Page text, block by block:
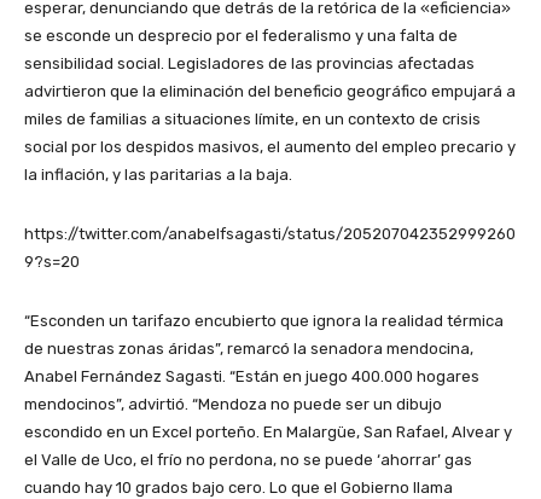
esperar, denunciando que detrás de la retórica de la «eficiencia»
se esconde un desprecio por el federalismo y una falta de
sensibilidad social. Legisladores de las provincias afectadas
advirtieron que la eliminación del beneficio geográfico empujará a
miles de familias a situaciones límite, en un contexto de crisis
social por los despidos masivos, el aumento del empleo precario y
la inflación, y las paritarias a la baja.
https://twitter.com/anabelfsagasti/status/205207042352999260
9?s=20
“Esconden un tarifazo encubierto que ignora la realidad térmica
de nuestras zonas áridas”, remarcó la senadora mendocina,
Anabel Fernández Sagasti. “Están en juego 400.000 hogares
mendocinos”, advirtió. “Mendoza no puede ser un dibujo
escondido en un Excel porteño. En Malargüe, San Rafael, Alvear y
el Valle de Uco, el frío no perdona, no se puede ‘ahorrar’ gas
cuando hay 10 grados bajo cero. Lo que el Gobierno llama